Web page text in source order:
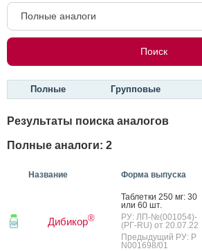
Полные Групповые
Результаты поиска аналогов
Полные аналоги: 2
Название Форма выпуска
Дибикор®
Таб­летки 250 мг: 30
или 60 шт.
РУ: ЛП-№(001054)-
(РГ-RU) от 20.07.22
Предыдущий РУ: Р
N001698/01